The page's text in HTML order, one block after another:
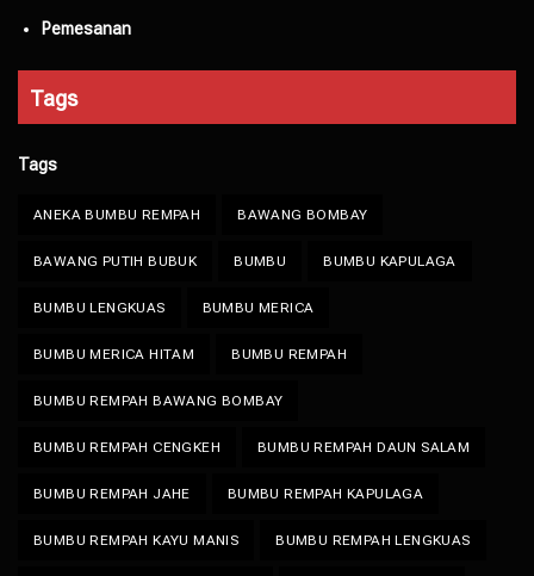
Pemesanan
Tags
Tags
ANEKA BUMBU REMPAH BAWANG BOMBAY
BAWANG PUTIH BUBUK BUMBU BUMBU KAPULAGA
BUMBU LENGKUAS BUMBU MERICA
BUMBU MERICA HITAM BUMBU REMPAH
BUMBU REMPAH BAWANG BOMBAY
BUMBU REMPAH CENGKEH BUMBU REMPAH DAUN SALAM
BUMBU REMPAH JAHE BUMBU REMPAH KAPULAGA
BUMBU REMPAH KAYU MANIS BUMBU REMPAH LENGKUAS